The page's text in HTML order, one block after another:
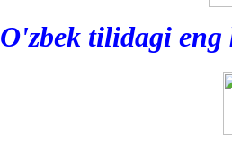
O'zbek tilidagi